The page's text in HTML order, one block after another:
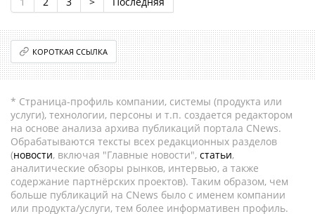
КОРОТКАЯ ССЫЛКА
* Страница-профиль компании, системы (продукта или
услуги), технологии, персоны и т.п. создается редактором
на основе анализа архива публикаций портала CNews.
Обрабатываются тексты всех редакционных разделов
(новости, включая "Главные новости", статьи,
аналитические обзоры рынков, интервью, а также
содержание партнёрских проектов). Таким образом, чем
больше публикаций на CNews было с именем компании
или продукта/услуги, тем более информативен профиль.